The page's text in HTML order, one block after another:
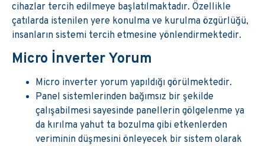
cihazlar tercih edilmeye başlatılmaktadır. Özellikle
çatılarda istenilen yere konulma ve kurulma özgürlüğü,
insanların sistemi tercih etmesine yönlendirmektedir.
Micro İnverter Yorum
Micro inverter yorum yapıldığı görülmektedir.
Panel sistemlerinden bağımsız bir şekilde
çalışabilmesi sayesinde panellerin gölgelenme ya
da kırılma yahut ta bozulma gibi etkenlerden
veriminin düşmesini önleyecek bir sistem olarak